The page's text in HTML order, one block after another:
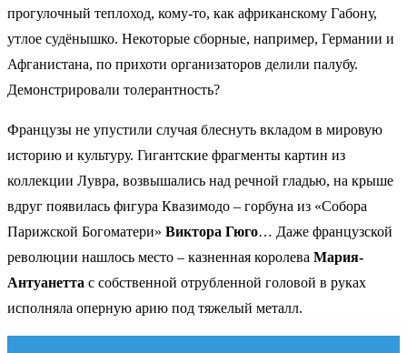
прогулочный теплоход, кому-то, как африканскому Габону,
утлое судёнышко. Некоторые сборные, например, Германии и
Афганистана, по прихоти организаторов делили палубу.
Демонстрировали толерантность?
Французы не упустили случая блеснуть вкладом в мировую
историю и культуру. Гигантские фрагменты картин из
коллекции Лувра, возвышались над речной гладью, на крыше
вдруг появилась фигура Квазимодо – горбуна из «Собора
Парижской Богоматери» Виктора Гюго… Даже французской
революции нашлось место – казненная королева Мария-
Антуанетта с собственной отрубленной головой в руках
исполняла оперную арию под тяжелый металл.